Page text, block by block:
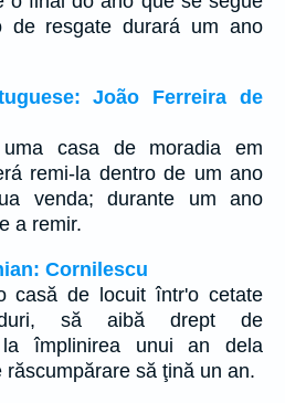
de resgate durará um ano
João Ferreira de
casa de moradia em
remi-la dentro de um ano
venda; durante um ano
a remir.
Cornilescu
casă de locuit într'o cetate
să aibă drept de
la împlinirea unui an dela
să ţină un an.